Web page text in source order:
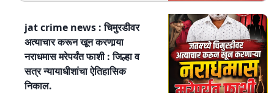
jat crime news : चिमुरडीवर
अत्याचार करून खून करणार्‍या
नराधमास मरेपर्यंत फाशी : जिल्हा व
सत्र न्यायाधीशांचा ऐतिहासिक
निकाल.